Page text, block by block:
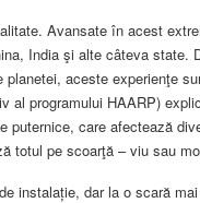
Avansate în acest
India şi alte câteva state.
aceste experienţe
al programului HAARP)
puternice, care afectează
totul pe scoarţă – viu sau
instalație, dar la o scară